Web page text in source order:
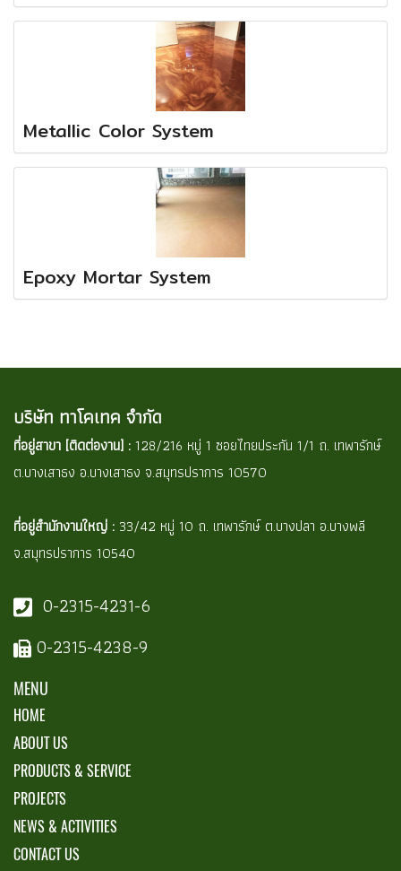
Metallic Color System
Epoxy Mortar System
บริษัท ทาโคเทค จำกัด
ที่อยู่สาขา [ติดต่องาน] : 128/216 หมู่ 1 ซอยไทยประกัน 1/1 ถ. เทพารักษ์
ต.บางเสาธง อ.บางเสาธง จ.สมุทรปราการ 10570
ที่อยู่สำนักงานใหญ่ : 33/42 หมู่ 10 ถ. เทพารักษ์ ต.บางปลา อ.บางพลี
จ.สมุทรปราการ 10540
0-2315-4231-6
0-2315-4238-9
MENU
HOME
ABOUT US
PRODUCTS & SERVICE
PROJECTS
NEWS & ACTIVITIES
CONTACT US